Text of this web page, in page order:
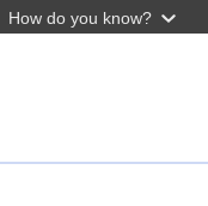
How do you know?